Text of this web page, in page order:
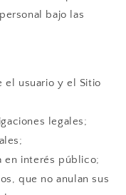
bajo las
el usuario y el Sitio
legales;
en interés público;
que no anulan sus